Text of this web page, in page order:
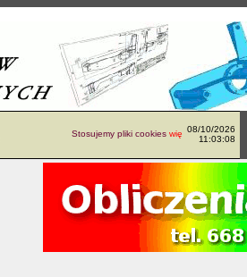
Stosujemy pliki cookieswięcej...08/10/2026
11:03:08